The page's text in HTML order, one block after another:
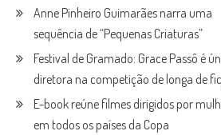
Anne Pinheiro Guimarães narra uma
sequência de “Pequenas Criaturas”
Festival de Gramado: Grace Passô é
diretora na competição de longa de
E-book reúne filmes dirigidos por
em todos os países da Copa